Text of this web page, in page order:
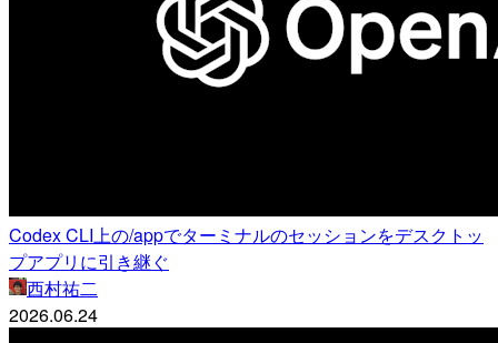
Codex CLI上の/appでターミナルのセッションをデスクトッ
プアプリに引き継ぐ
西村祐二
2026.06.24